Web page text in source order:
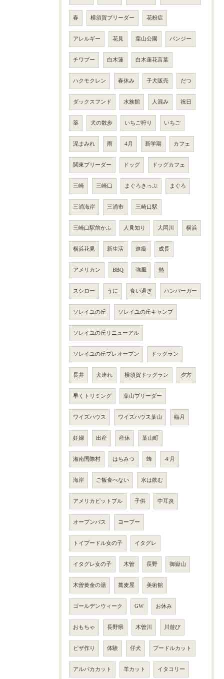
春 横須賀ブリーダー 花粉症
アレルギー 花見 葉山公園 パンジー
チワプー 白木蓮 白木蓮花言葉
ハクモクレン 春休み 子犬販売 だつ
ダックスフンド 水族館 人混み 祝日
薬 犬の散歩 いちご狩り いちご
泥まみれ 雨 4月 新学期 カフェ
関東ブリーダー ドッグ ドッグカフェ
三崎 三崎口 まぐろきっぷ まぐろ
三浦海岸 三浦市 三崎口駅
三崎口駅前かふ 人見知り 大岡川 横浜
横浜花見 新生活 進級 成長
アメリカン BBQ 強風 熱
スシロー うに 食い過ぎ ハンバーガー
ソレイユの丘 ソレイユの丘キャンプ
ソレイユの丘リニューアル
ソレイユの丘プレオープン ドッグラン
長井 犬連れ 横須賀ドッグラン 夕方
早くトリミング 葉山ブリーダー
ワイズハウス ワイズハウス葉山 臨月
妊婦 出産 産休 葉山町
湘南国際村 はちみつ 蜂 ４月
海岸 ご飯食べない 水は飲む
アメリカピットブル 子供 中耳炎
オープンバス ヨープー
トイプードル女の子 イタグレ
イタグレ女の子 木曽 長野 御嶽山
木曽黄金の湯 蕎麦屋 美術館
ゴールデンウィーク GW お休み
おもちゃ 長野県 木曽川 川遊び
ピザ作り 体験 仔犬 プードルカット
アルパカカット 羊カット イタコリー